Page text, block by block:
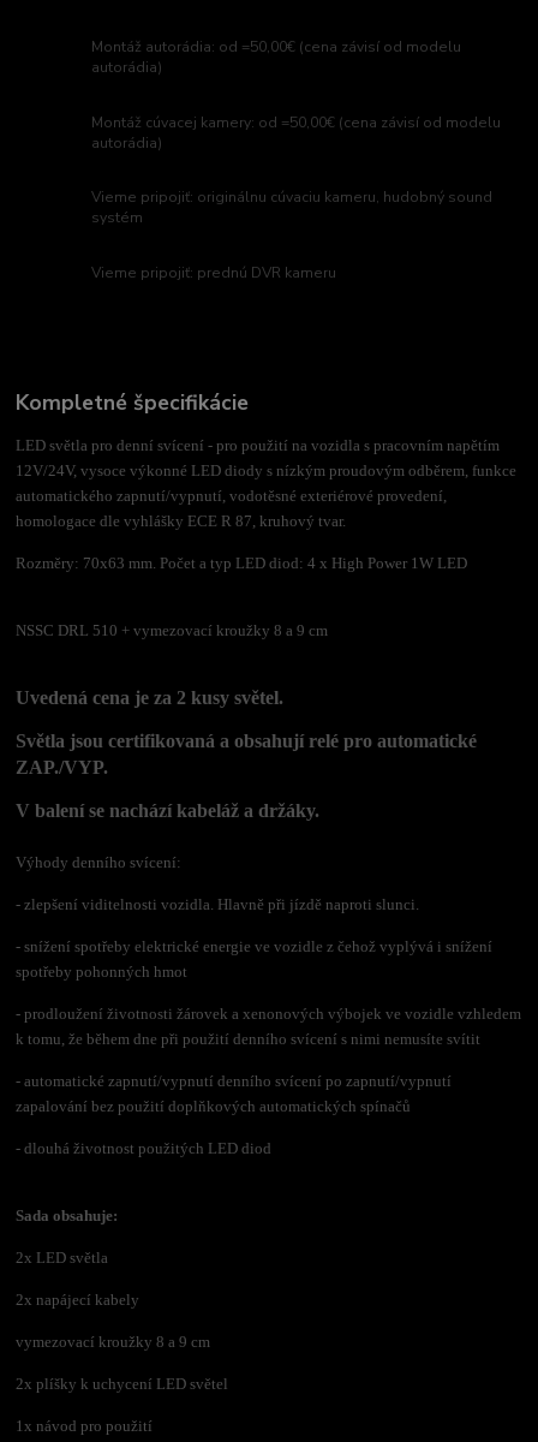
Montáž autorádia: od =50,00€ (cena závisí od modelu
autorádia)
Montáž cúvacej kamery: od =50,00€ (cena závisí od modelu
autorádia)
Vieme pripojiť: originálnu cúvaciu kameru, hudobný sound
systém
Vieme pripojiť: prednú DVR kameru
Kompletné špecifikácie
LED světla pro denní svícení - pro použití na vozidla s pracovním napětím
12V/24V, vysoce výkonné LED diody s nízkým proudovým odběrem, funkce
automatického zapnutí/vypnutí, vodotěsné exteriérové ​​provedení,
homologace dle vyhlášky ECE R 87, kruhový tvar.
Rozměry: 70x63 mm. Počet a typ LED diod: 4 x High Power 1W LED
NSSC DRL 510 + vymezovací kroužky 8 a 9 cm
Uvedená cena je za 2 kusy světel.
Světla jsou certifikovaná a obsahují relé pro automatické
ZAP./VYP.
V balení se nachází kabeláž a držáky.
Výhody denního svícení:
- zlepšení viditelnosti vozidla. Hlavně při jízdě naproti slunci.
- snížení spotřeby elektrické energie ve vozidle z čehož vyplývá i snížení
spotřeby pohonných hmot
- prodloužení životnosti žárovek a xenonových výbojek ve vozidle vzhledem
k tomu, že během dne při použití denního svícení s nimi nemusíte svítit
- automatické zapnutí/vypnutí denního svícení po zapnutí/vypnutí
zapalování bez použití doplňkových automatických spínačů
- dlouhá životnost použitých LED diod
Sada obsahuje:
2x LED světla
2x napájecí kabely
vymezovací kroužky 8 a 9 cm
2x plíšky k uchycení LED světel
1x návod pro použití